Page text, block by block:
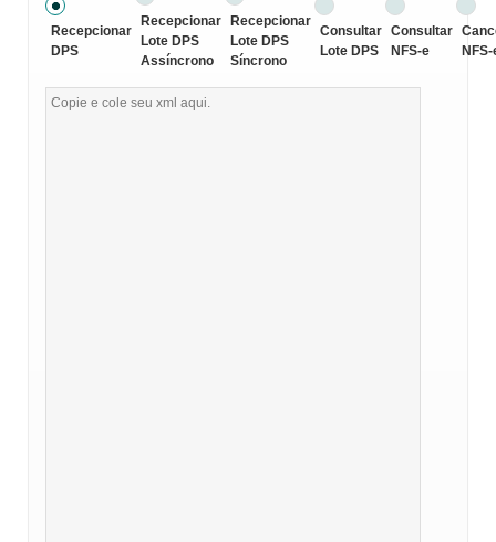
Recepcionar
DPS
Recepcionar
Lote DPS
Assíncrono
Recepcionar
Lote DPS
Síncrono
Consultar
Lote DPS
Consultar
NFS-e
NFS-